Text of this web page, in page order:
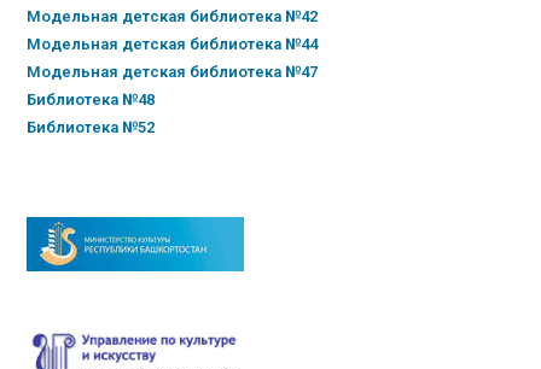
Модельная детская библиотека №42
Модельная детская библиотека №44
Модельная детская библиотека №47
Библиотека №48
Библиотека №52